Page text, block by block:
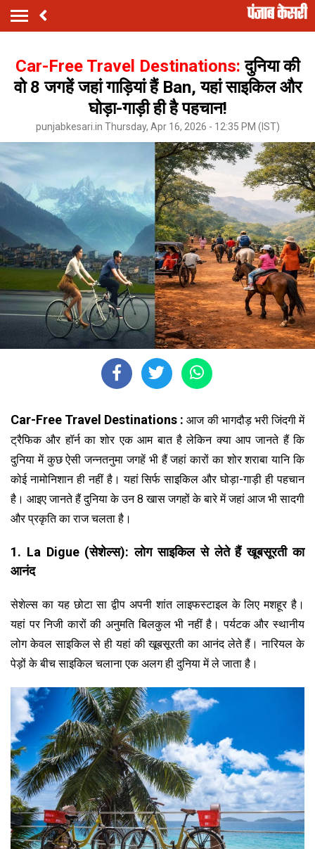
Car-Free Travel Destinations:दुनिया की
वो 8 जगहें जहां गाड़ियां हैं Ban, यहां साइकिल और
घोड़ा-गाड़ी ही है पहचान!
punjabkesari.in Thursday, Apr 16, 2026 - 12:35 PM (IST)
Car-Free Travel Destinations :आज की भागदौड़ भरी जिंदगी में
ट्रैफिक और हॉर्न का शोर एक आम बात है लेकिन क्या आप जानते हैं कि
दुनिया में कुछ ऐसी जन्नतनुमा जगहें भी हैं जहां कारों का शोर शराबा यानि कि
कोई नामोनिशान ही नहीं है। यहां सिर्फ साइकिल और घोड़ा-गाड़ी ही पहचान
है। आइए जानते हैं दुनिया के उन 8 खास जगहों के बारे में जहां आज भी सादगी
और प्रकृति का राज चलता है।
1. La Digue (सेशेल्स): लोग साइकिल से लेते हैं खूबसूरती का
आनंद
सेशेल्स का यह छोटा सा द्वीप अपनी शांत लाइफस्टाइल के लिए मशहूर है।
यहां पर निजी कारों की अनुमति बिलकुल भी नहीं है। पर्यटक और स्थानीय
लोग केवल साइकिल से ही यहां की खूबसूरती का आनंद लेते हैं। नारियल के
पेड़ों के बीच साइकिल चलाना एक अलग ही दुनिया में ले जाता है।